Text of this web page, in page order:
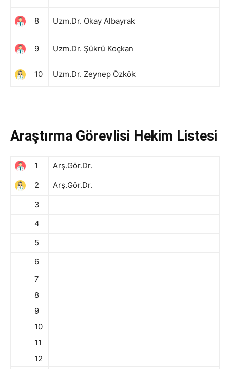
8 Uzm.Dr. Okay Albayrak
9 Uzm.Dr. Şükrü Koçkan
10 Uzm.Dr. Zeynep Özkök
Araştırma Görevlisi Hekim Listesi
1
Arş.Gör.Dr.
2
Arş.Gör.Dr.
3
4
5
6
7
8
9
10
11
12